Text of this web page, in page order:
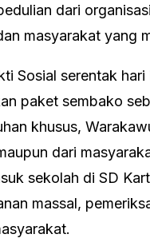
dari
masyarakat yang
Sosial serentak
paket sembako
khusus,
dari
sekolah di SD
massal,